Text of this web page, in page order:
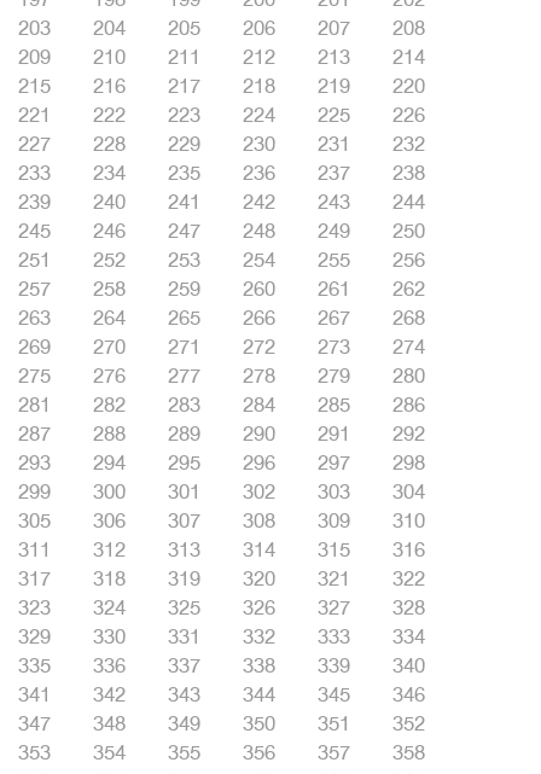
203
204 205 206 207
208
209
210 211 212 213
214
215
216 217 218 219
220
221
222 223 224 225
226
227
228 229 230 231
232
233
234 235 236 237
238
239
240 241 242 243
244
245
246 247 248 249
250
251
252 253 254 255
256
257
258 259 260 261
262
263
264 265 266 267
268
269
270 271 272 273
274
275
276 277 278 279
280
281
282 283 284 285
286
287
288 289 290 291
292
293
294 295 296 297
298
299
300 301 302 303
304
305
306 307 308 309
310
311
312 313 314 315
316
317
318 319 320 321
322
323
324 325 326 327
328
329
330 331 332 333
334
335
336 337 338 339
340
341
342 343 344 345
346
347
348 349 350 351
352
353
354 355 356 357
358